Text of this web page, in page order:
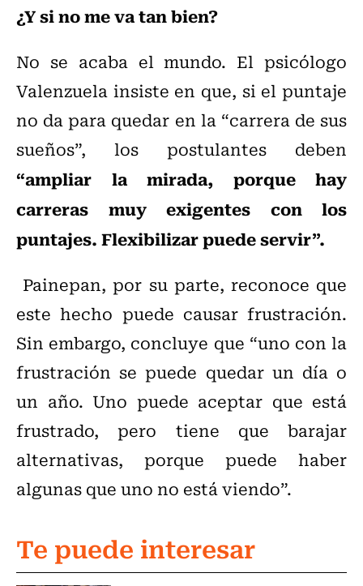
¿Y si no me va tan bien?
No se acaba el mundo. El psicólogo
Valenzuela insiste en que, si el puntaje
no da para quedar en la “carrera de sus
sueños”, los postulantes deben
“ampliar la mirada, porque hay
carreras muy exigentes con los
puntajes. Flexibilizar puede servir”.
Painepan, por su parte, reconoce que
este hecho puede causar frustración.
Sin embargo, concluye que “uno con la
frustración se puede quedar un día o
un año. Uno puede aceptar que está
frustrado, pero tiene que barajar
alternativas, porque puede haber
algunas que uno no está viendo”.
Te puede interesar